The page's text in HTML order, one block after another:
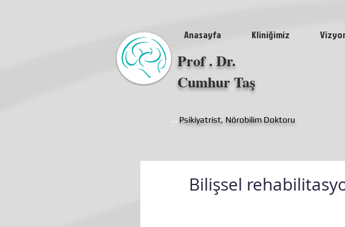
Anasayfa Kliniğimiz
Prof . Dr.
Cumhur Taş
Psikiyatrist, Nörobilim Doktoru
Bilişsel